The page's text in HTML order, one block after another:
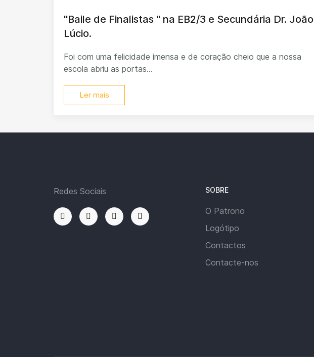
"Baile de Finalistas " na EB2/3 e Secundária Dr. João
Lúcio.
Foi com uma felicidade imensa e de coração cheio que a nossa
escola abriu as portas...
Ler mais
Redes Sociais SOBRE
O Patrono
Logótipo
Contactos
Contacte-nos